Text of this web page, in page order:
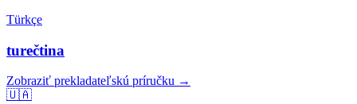
Türkçe
turečtina
Zobraziť prekladateľskú príručku →
🇺🇦